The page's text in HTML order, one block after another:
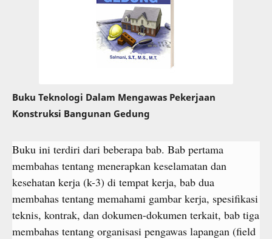
Buku Teknologi Dalam Mengawas Pekerjaan
Konstruksi Bangunan Gedung
Buku ini terdiri dari beberapa bab. Bab pertama
membahas tentang menerapkan keselamatan dan
kesehatan kerja (k-3) di tempat kerja, bab dua
membahas tentang memahami gambar kerja, spesifikasi
teknis, kontrak, dan dokumen-dokumen terkait, bab tiga
membahas tentang organisasi pengawas lapangan (field